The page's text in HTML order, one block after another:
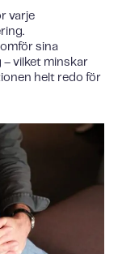
varje
sina
– vilket minskar
helt redo för